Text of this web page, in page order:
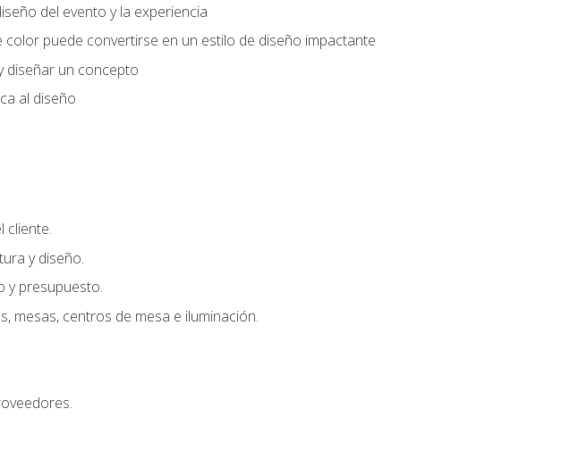
del evento y la experiencia
puede convertirse en un estilo de diseño impactante
diseñar un concepto
al diseño
cliente.
y diseño.
y presupuesto.
mesas, centros de mesa e iluminación.